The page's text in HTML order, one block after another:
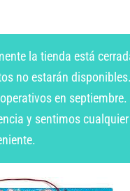
la tienda está
no estarán
en
y sentimos cualquier